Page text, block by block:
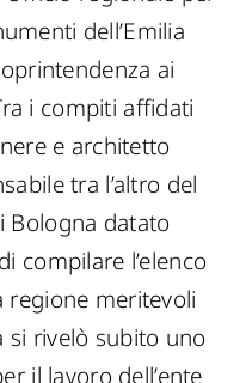
dell’Emilia
ai
i compiti affidati
e architetto
tra l’altro del
Bologna datato
compilare l’elenco
regione meritevoli
si rivelò subito uno
il lavoro dell’ente